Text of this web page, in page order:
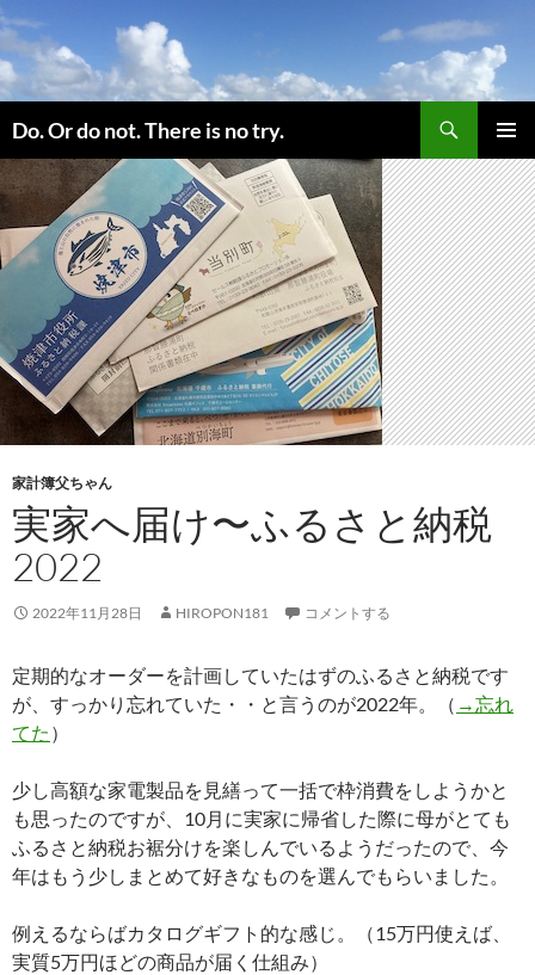
コ
ン
テ
ン
ツ
へ
ス
キ
プ
Do. Or do not. There is no try.
索
メインメ
ニュー
家計簿父ちゃん
実家へ届け〜ふるさと納税
2022
2022年11月28日 HIROPON181 コメントする
定期的なオーダーを計画していたはずのふるさと納税です
が、すっかり忘れていた・・と言うのが2022年。（ →忘れ
てた ）
少し高額な家電製品を見繕って一括で枠消費をしようかと
も思ったのですが、10月に実家に帰省した際に母がとても
ふるさと納税お裾分けを楽しんでいるようだったので、今
年はもう少しまとめて好きなものを選んでもらいました。
例えるならばカタログギフト的な感じ。（15万円使えば、
実質5万円ほどの商品が届く仕組み）